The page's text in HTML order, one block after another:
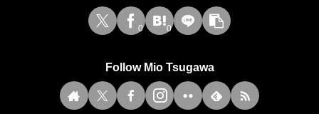
0 0
Follow Mio Tsugawa